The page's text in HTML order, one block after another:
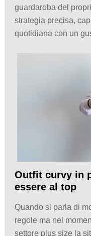
guardaroba del
strategia precisa,
quotidiana con un
Outfit curvy in
essere al top
Quando si parla di
regole ma nel
settore plus size la